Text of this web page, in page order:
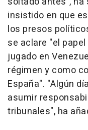
insistido en que
los presos
se aclare "el
jugado en
régimen y como
España". "Algún
asumir
tribunales", ha